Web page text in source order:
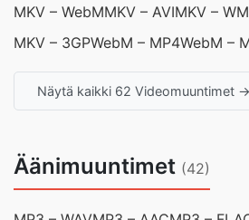
MKV – WebMMKV – AVIMKV –
MKV – 3GPWebM – MP4WebM –
Näytä kaikki 62 Videomuuntimet →
Äänimuuntimet (42)